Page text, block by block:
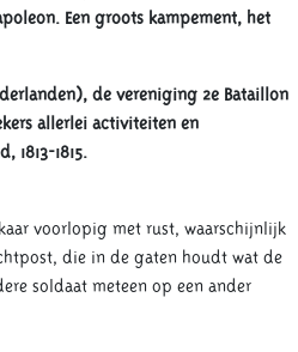
Een groots kampement, het
de vereniging 2e Bataillon
allerlei activiteiten en
1815.
voorlopig met rust, waarschijnlijk
die in de gaten houdt wat de
soldaat meteen op een ander